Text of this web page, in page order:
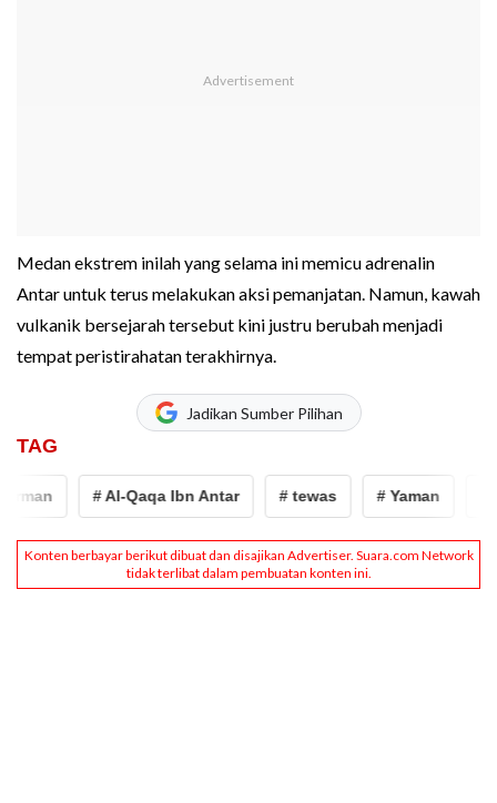
Medan ekstrem inilah yang selama ini memicu adrenalin
Antar untuk terus melakukan aksi pemanjatan. Namun, kawah
vulkanik bersejarah tersebut kini justru berubah menjadi
tempat peristirahatan terakhirnya.
Jadikan Sumber Pilihan
TAG
# Al-Qaqa Ibn Antar # tewas # Yaman